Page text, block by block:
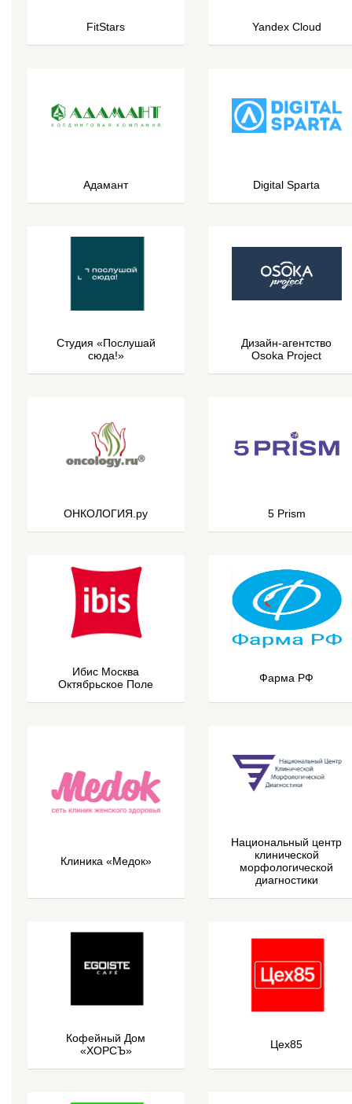
FitStars Yandex Cloud
Адамант Digital Sparta
Студия «Послушай
сюда!»
Дизайн-агентство
Osoka Project
ОНКОЛОГИЯ.ру 5 Prism
Ибис Москва
Октябрьское Поле
Фарма РФ
Клиника «Медок»
Национальный центр
клинической
морфологической
диагностики
Кофейный Дом
«ХОРСЪ»
Цех85